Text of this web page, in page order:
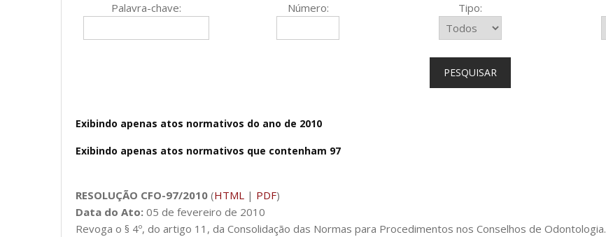
Palavra-chave: Número: Tipo:
PESQUISAR
Exibindo apenas atos normativos do ano de 2010
Exibindo apenas atos normativos que contenham 97
RESOLUÇÃO CFO-97/2010 (HTML | PDF)
Data do Ato: 05 de fevereiro de 2010
Revoga o § 4º, do artigo 11, da Consolidação das Normas para Procedimentos nos Conselhos de Odontologia.